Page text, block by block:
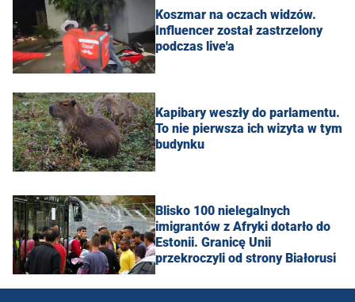
Koszmar na oczach widzów.
Influencer został zastrzelony
podczas live'a
Kapibary weszły do parlamentu.
To nie pierwsza ich wizyta w tym
budynku
Blisko 100 nielegalnych
imigrantów z Afryki dotarło do
Estonii. Granicę Unii
przekroczyli od strony Białorusi